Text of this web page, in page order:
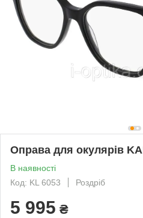
Оправа для окулярів
В наявності
Код: KL 6053
Роздріб
5 995 ₴